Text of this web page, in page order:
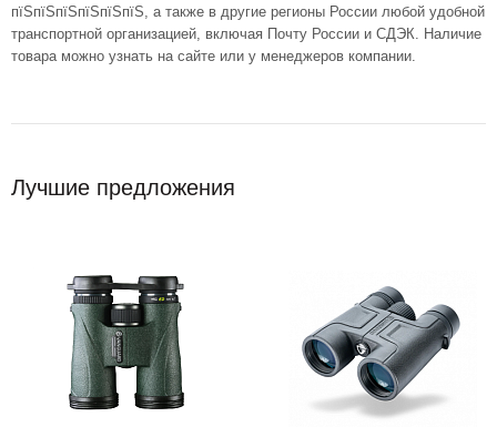
пїЅпїЅпїЅпїЅпїЅпїЅ, а также в другие регионы России любой удобной
транспортной организацией, включая Почту России и СДЭК. Наличие
товара можно узнать на сайте или у менеджеров компании.
Лучшие предложения